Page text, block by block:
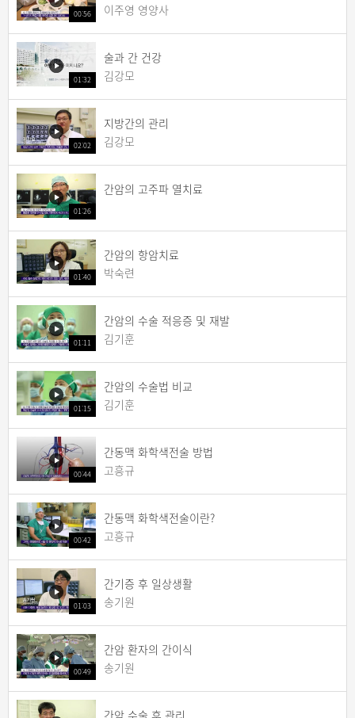
00:56
이주영 영양사
01:32
술과 간 건강
김강모
02:02
지방간의 관리
김강모
01:26
간암의 고주파 열치료
01:40
간암의 항암치료
박숙련
01:11
간암의 수술 적응증 및 재발
김기훈
01:15
간암의 수술법 비교
김기훈
00:44
간동맥 화학색전술 방법
고흥규
00:42
간동맥 화학색전술이란?
고흥규
01:03
간기증 후 일상생활
송기원
00:49
간암 환자의 간이식
송기원
간암 수술 후 관리